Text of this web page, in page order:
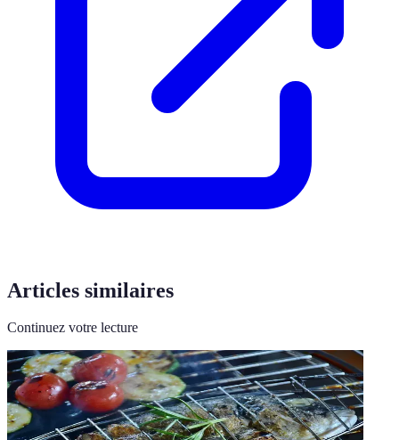
Articles similaires
Continuez votre lecture